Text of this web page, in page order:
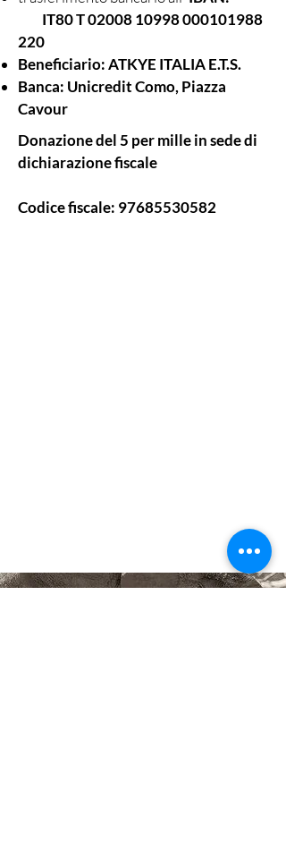
IT80 T02008 10998000101988
220
Beneficiario: ATKYE ITALIA E.T.S.
Banca: Unicredit Como, Piazza
Cavour
Donazione del 5 per mille in sede di
dichiarazione fiscale
Codice fiscale: 97685530582